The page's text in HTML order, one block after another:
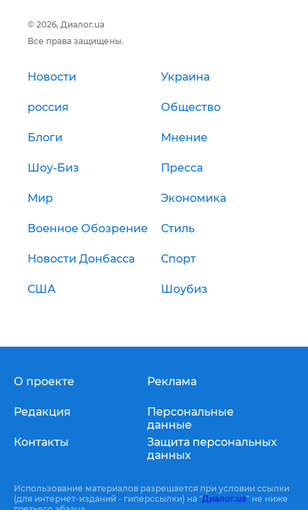
© 2026, Диалог.ua
Все права защищены.
Новости Украина
россия Общество
Блоги Мнение
Шоу-Биз Пресса
Мир Экономика
Военное Обозрение Стиль
Новости Донбасса Спорт
США Шоубиз
О проекте
Редакция
Контакты
Реклама
Персональные
данные
Защита персональных
данных
Использование материалов разрешается при условии ссылки
(для интернет-изданий - гиперссылки) на "Диалог.ua" не ниже